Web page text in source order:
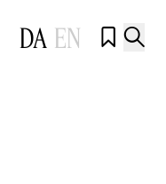
DA EN  